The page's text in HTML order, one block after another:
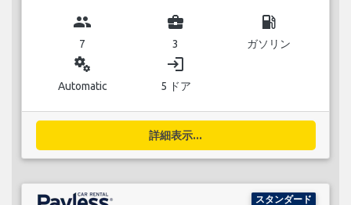
group
7
business_center
3
local_gas_station
ガソリン
miscellaneous_services
Automatic
login
5 ドア
詳細表示...
スタンダード